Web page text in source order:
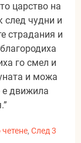
царство на
след чудни и
страдания и
го смел и
и можа
е движила
, След 3